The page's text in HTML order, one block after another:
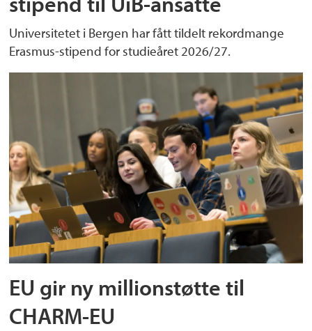
Universitetet i Bergen har fått tildelt rekordmange
Erasmus-stipend for studieåret 2026/27.
EU gir ny millionstøtte til
CHARM-EU